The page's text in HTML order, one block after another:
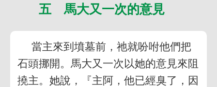
五 馬大又一次的意見
當主來到墳墓前，祂就吩咐他們把
石頭挪開。馬大又一次以她的意見來阻
撓主。她說，『主阿，他已經臭了，因